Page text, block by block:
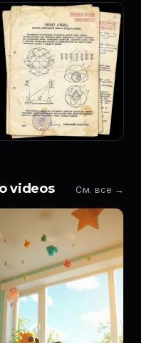
videos См. все →